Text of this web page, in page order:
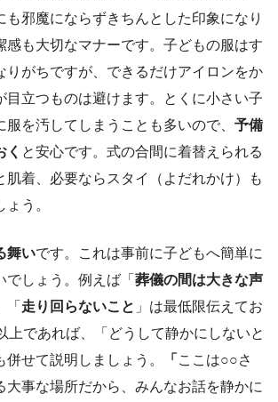
も邪魔にならずきちんとした印象になり
感も大切なマナーです。子どもの服はす
りがちですが、できるだけアイロンをか
目立つものは避けます。とくに小さい子
服を汚してしまうことも多いので、 予備
く と安心です。式の合間に着替えられる
肌着、必要ならスタイ（よだれかけ）も
う。
舞いです。これは事前に子どもへ簡単に
しょう。例えば「 葬儀の間は大きな声
「 走り回らないこと 」は最低限伝えてお
上であれば、「どうして静かにしないと
せて説明しましょう。
「 ここは○○さ
大事な場所だから、みんなお話を静かに